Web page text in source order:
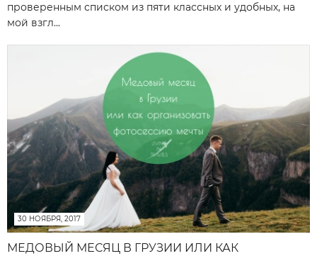
проверенным списком из пяти классных и удобных, на
мой взгл...
30 НОЯБРЯ, 2017
МЕДОВЫЙ МЕСЯЦ В ГРУЗИИ ИЛИ КАК